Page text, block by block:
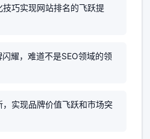
技巧实现网站排名的飞跃提
耀，难道不是SEO领域的领
实现品牌价值飞跃和市场突